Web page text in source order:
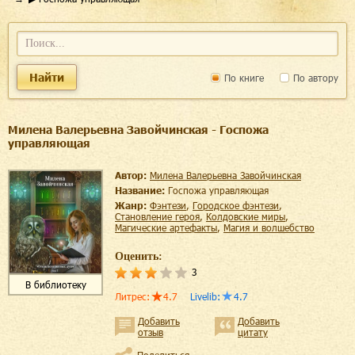
По книге По автору
Найти
Милена Валерьевна Завойчинская - Госпожа
управляющая
В библиотеку
Автор: Милена Валерьевна Завойчинская
Название: Госпожа управляющая
Жанр:
фэнтези, городское фэнтези,
становление героя, колдовские миры,
магические артефакты, магия и волшебство
Оценить:
3
Литрес: 4.7 Livelib: 4.7
Добавить
отзыв
Добавить
цитату